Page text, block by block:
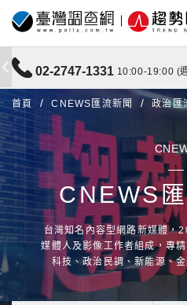
02-2747-1331 10:00-19:00 (
首頁 CNEWS匯流新聞 政治匯
CNEWS
台灣知名內容型網路新媒體，
媒體人及影像工作者組成，專
科技、政治民調、新能源、